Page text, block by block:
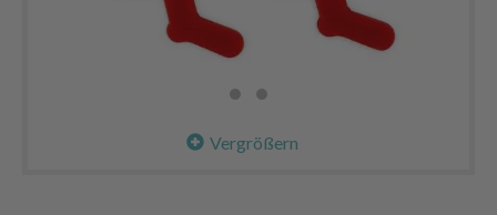
Vergrößern